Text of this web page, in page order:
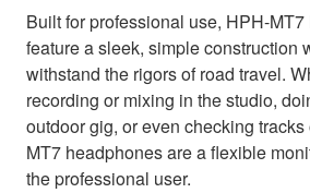
Built for professional use, HPH-
feature a sleek, simple construction
withstand the rigors of road travel.
recording or mixing in the studio,
outdoor gig, or even checking
MT7 headphones are a flexible
the professional user.